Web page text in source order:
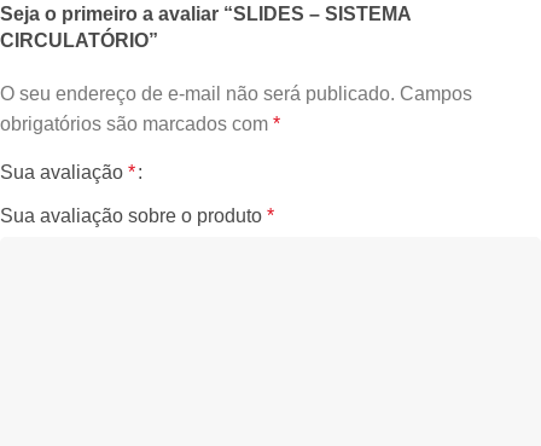
Seja o primeiro a avaliar “SLIDES – SISTEMA
CIRCULATÓRIO”
O seu endereço de e-mail não será publicado. Campos
obrigatórios são marcados com *
Sua avaliação *
Sua avaliação sobre o produto *